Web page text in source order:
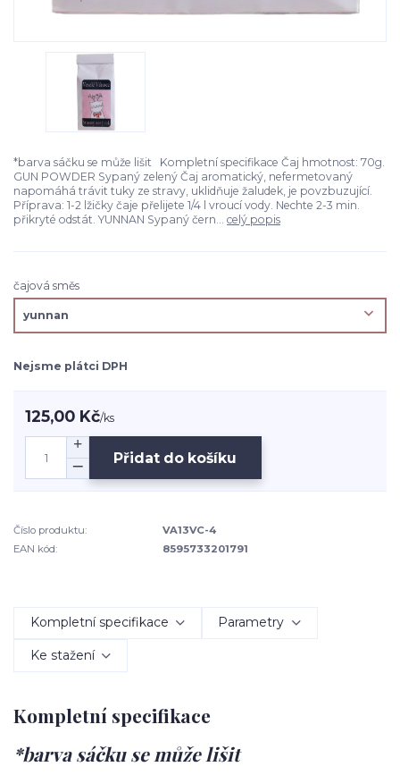
*barva sáčku se může lišit Kompletní specifikace Čaj hmotnost: 70g.
GUN POWDER Sypaný zelený Čaj aromatický, nefermetovaný
napomáhá trávit tuky ze stravy, uklidňuje žaludek, je povzbuzující.
Příprava: 1-2 lžičky čaje přelijete 1/4 l vroucí vody. Nechte 2-3 min.
přikryté odstát. YUNNAN Sypaný čern... celý popis
čajová směs
Nejsme plátci DPH
125,00 Kč/ks
Přidat do košíku
Číslo produktu:
VA13VC-4
EAN kód:
8595733201791
Kompletní specifikace Parametry
Ke stažení
Kompletní specifikace
*barva sáčku se může lišit